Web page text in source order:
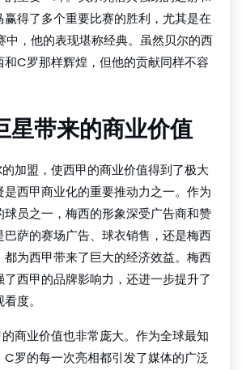
赢得了多个重要比赛的胜利，尤其是在
中，他的表现堪称经典。虽然贝尔的西
和C罗那样辉煌，但他的贡献同样不容
星带来的商业价值
加盟，使西甲的商业价值得到了极大
是西甲商业化的重要推动力之一。作为
员之一，梅西的形象深受广告商和赞
萨的赛场广告、球衣销售，还是梅西
为西甲带来了巨大的经济效益。梅西
西甲的品牌影响力，还进一步提升了
度。
商业价值也非常庞大。作为全球最知
罗的每一次亮相都引发了媒体的广泛